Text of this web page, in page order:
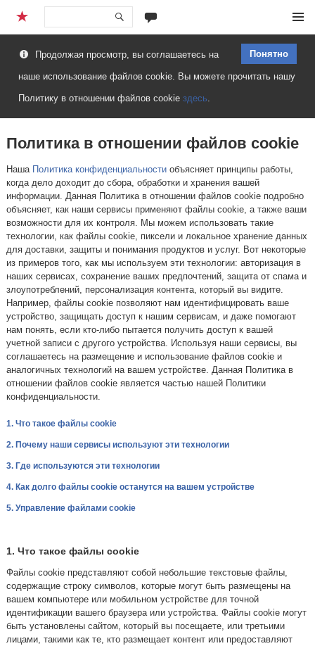
Перейти
содержимому
Понятно
Продолжая просмотр, вы соглашаетесь на
наше использование файлов cookie. Вы можете прочитать нашу
Политику в отношении файлов cookie здесь.
Политика в отношении файлов cookie
Наша Политика конфиденциальностиобъясняет принципы работы,
когда дело доходит до сбора, обработки и хранения вашей
информации. Данная Политика в отношении файлов cookie подробно
объясняет, как наши сервисы применяют файлы cookie, а также ваши
возможности для их контроля. Мы можем использовать такие
технологии, как файлы cookie, пиксели и локальное хранение данных
для доставки, защиты и понимания продуктов и услуг. Вот некоторые
из примеров того, как мы используем эти технологии: авторизация в
наших сервисах, сохранение ваших предпочтений, защита от спама и
злоупотреблений, персонализация контента, который вы видите.
Например, файлы cookie позволяют нам идентифицировать ваше
устройство, защищать доступ к нашим сервисам, и даже помогают
нам понять, если кто-либо пытается получить доступ к вашей
учетной записи с другого устройства. Используя наши сервисы, вы
соглашаетесь на размещение и использование файлов cookie и
аналогичных технологий на вашем устройстве. Данная Политика в
отношении файлов cookie является частью нашей Политики
конфиденциальности.
1. Что такое файлы cookie
2. Почему наши сервисы используют эти технологии
3. Где используются эти технологии
4. Как долго файлы cookie останутся на вашем устройстве
5. Управление файлами cookie
1. Что такое файлы cookie
Файлы cookie представляют собой небольшие текстовые файлы,
содержащие строку символов, которые могут быть размещены на
вашем компьютере или мобильном устройстве для точной
идентификации вашего браузера или устройства. Файлы cookie могут
быть установлены сайтом, который вы посещаете, или третьими
лицами, такими как те, кто размещает контент или предоставляют